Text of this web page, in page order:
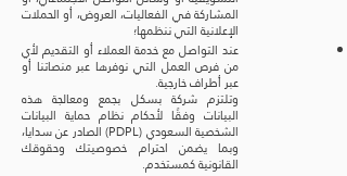
المشاركة في الفعاليات، العروض، أو الحملات
الإعلانية التي ننظمها؛
عند التواصل مع خدمة العملاء أو التقديم لأي
من فرص العمل التي نوفرها عبر منصاتنا أو
عبر أطراف خارجية.
وتلتزم شركة بسكل بجمع ومعالجة هذه
البيانات وفقًا لأحكام نظام حماية البيانات
الشخصية السعودي (PDPL) الصادر عن سدايا،
وبما يضمن احترام خصوصيتك وحقوقك
القانونية كمستخدم.